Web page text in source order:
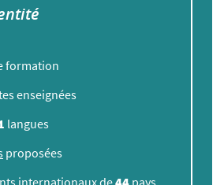
formation
enseignées
langues
proposées